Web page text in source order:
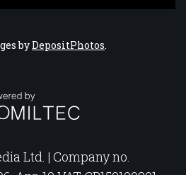
byDepositPhotos.
Ltd. | Company no.